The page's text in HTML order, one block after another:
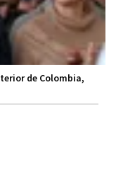
de Colombia,